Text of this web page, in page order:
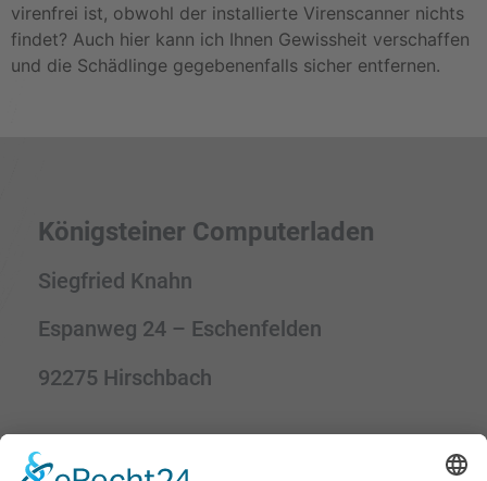
virenfrei ist, obwohl der installierte Virenscanner nichts
findet? Auch hier kann ich Ihnen Gewissheit verschaffen
und die Schädlinge gegebenenfalls sicher entfernen.
Königsteiner Computerladen
Siegfried Knahn
Espanweg 24 – Eschenfelden
92275 Hirschbach
Kontaktdaten: